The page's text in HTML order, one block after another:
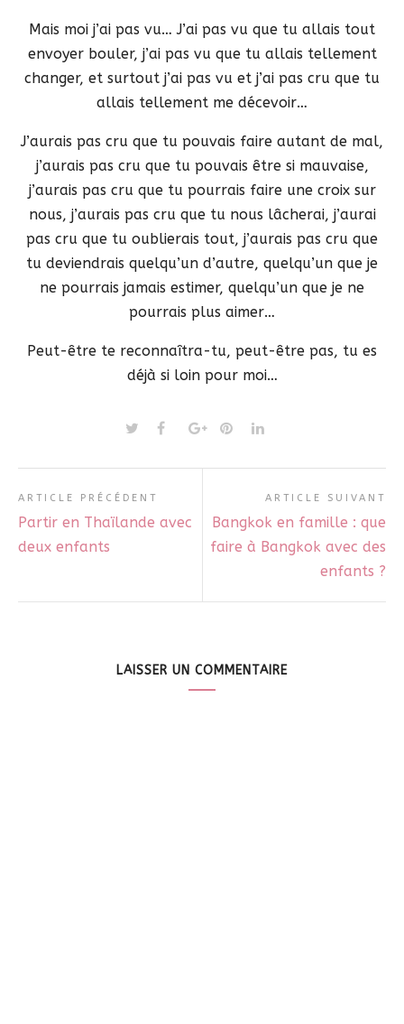
Mais moi j’ai pas vu… J’ai pas vu que tu allais tout
envoyer bouler, j’ai pas vu que tu allais tellement
changer, et surtout j’ai pas vu et j’ai pas cru que tu
allais tellement me décevoir…
J’aurais pas cru que tu pouvais faire autant de mal,
j’aurais pas cru que tu pouvais être si mauvaise,
j’aurais pas cru que tu pourrais faire une croix sur
nous, j’aurais pas cru que tu nous lâcherai, j’aurai
pas cru que tu oublierais tout, j’aurais pas cru que
tu deviendrais quelqu’un d’autre, quelqu’un que je
ne pourrais jamais estimer, quelqu’un que je ne
pourrais plus aimer…
Peut-être te reconnaîtra-tu, peut-être pas, tu es
déjà si loin pour moi…
ARTICLE PRÉCÉDENT
Partir en Thaïlande avec
deux enfants
ARTICLE SUIVANT
Bangkok en famille : que
faire à Bangkok avec des
enfants ?
LAISSER UN COMMENTAIRE